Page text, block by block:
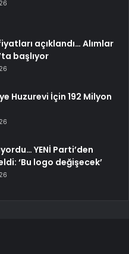
fiyatları açıklandı… Alımlar
başlıyor
Huzurevi İçin 192 Milyon
YENİ Parti’den
‘Bu logo değişecek’